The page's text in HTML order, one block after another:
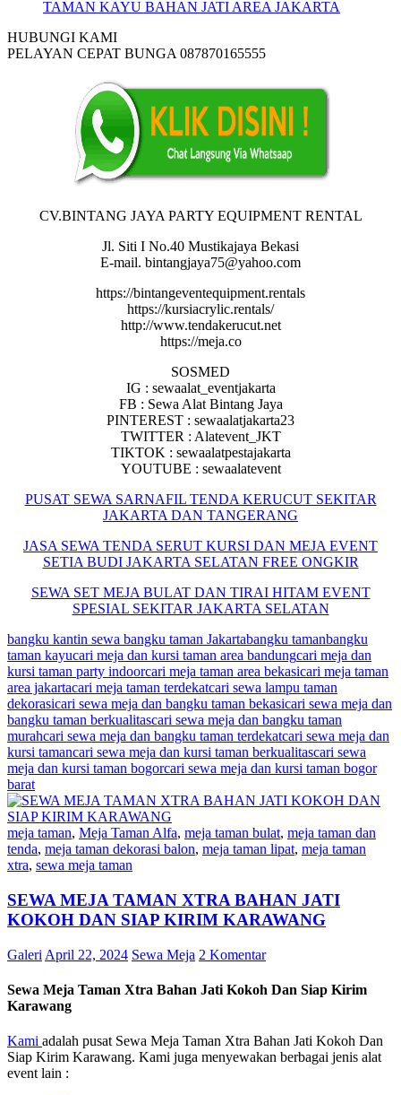
HUBUNGI KAMI
PELAYAN CEPAT BUNGA 087870165555
CV.BINTANG JAYA PARTY EQUIPMENT RENTAL
Jl. Siti I No.40 Mustikajaya Bekasi
E-mail. bintangjaya75@yahoo.com
https://bintangeventequipment.rentals
https://kursiacrylic.rentals/
http://www.tendakerucut.net
https://meja.co
SOSMED
IG : sewaalat_eventjakarta
FB : Sewa Alat Bintang Jaya
PINTEREST : sewaalatjakarta23
TWITTER : Alatevent_JKT
TIKTOK : sewaalatpestajakarta
YOUTUBE : sewaalatevent
PUSAT SEWA SARNAFIL TENDA KERUCUT SEKITAR
JAKARTA DAN TANGERANG
JASA SEWA TENDA SERUT KURSI DAN MEJA EVENT
SETIA BUDI JAKARTA SELATAN FREE ONGKIR
SEWA SET MEJA BULAT DAN TIRAI HITAM EVENT
SPESIAL SEKITAR JAKARTA SELATAN
bangku kantin sewa bangku taman Jakartabangku tamanbangku
taman kayucari meja dan kursi taman area bandungcari meja dan
kursi taman party indoorcari meja taman area bekasicari meja taman
area jakartacari meja taman terdekatcari sewa lampu taman
dekorasicari sewa meja dan bangku taman bekasicari sewa meja dan
bangku taman berkualitascari sewa meja dan bangku taman
murahcari sewa meja dan bangku taman terdekatcari sewa meja dan
kursi tamancari sewa meja dan kursi taman berkualitascari sewa
meja dan kursi taman bogorcari sewa meja dan kursi taman bogor
barat
meja taman, Meja Taman Alfa, meja taman bulat, meja taman dan
tenda, meja taman dekorasi balon, meja taman lipat, meja taman
xtra, sewa meja taman
SEWA MEJA TAMAN XTRA BAHAN JATI
KOKOH DAN SIAP KIRIM KARAWANG
Galeri April 22, 2024 Sewa Meja 2 Komentar
Sewa Meja Taman Xtra Bahan Jati Kokoh Dan Siap Kirim
Karawang
Kami adalah pusat Sewa Meja Taman Xtra Bahan Jati Kokoh Dan
Siap Kirim Karawang. Kami juga menyewakan berbagai jenis alat
event lain :